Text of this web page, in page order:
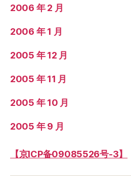
2006 年 2 月
2006 年 1 月
2005 年 12 月
2005 年 11 月
2005 年 10 月
2005 年 9 月
【京ICP备09085526号-3】